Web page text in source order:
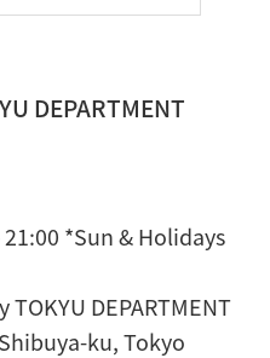
DEPARTMENT
21:00 *Sun & Holidays
TOKYU DEPARTMENT
ku, Tokyo